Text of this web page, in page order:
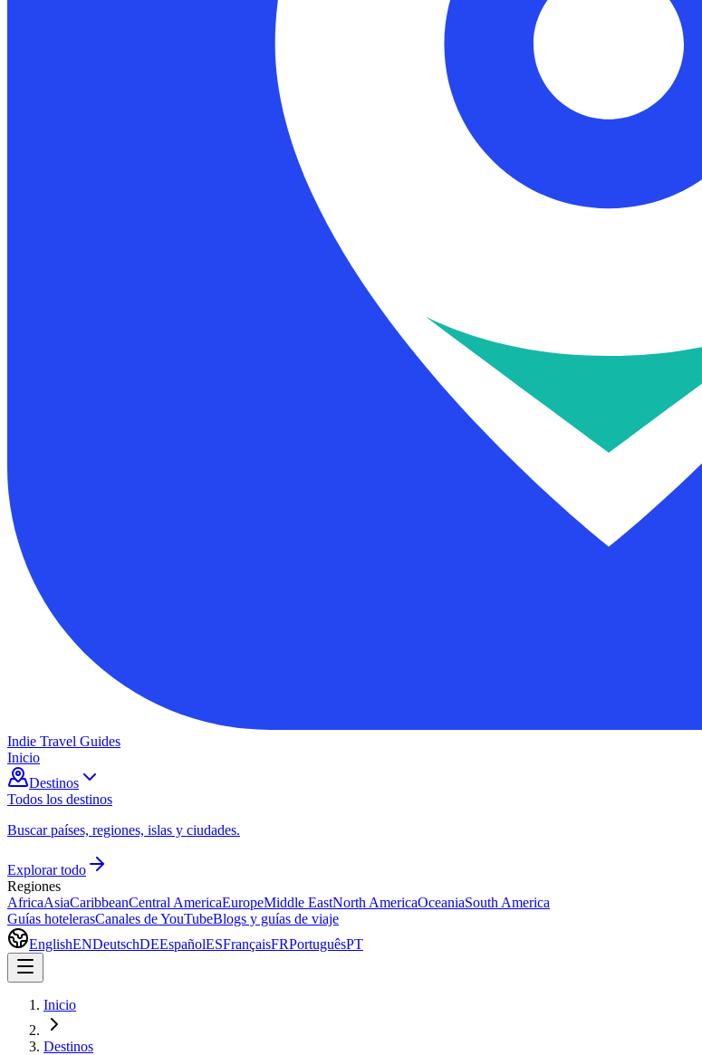
Indie Travel Guides
Inicio
Destinos
Todos los destinos
Buscar países, regiones, islas y ciudades.
Explorar todo
Regiones
AfricaAsiaCaribbeanCentral AmericaEuropeMiddle EastNorth AmericaOceaniaSouth America
Guías hotelerasCanales de YouTubeBlogs y guías de viaje
EnglishENDeutschDEEspañolESFrançaisFRPortuguêsPT
Inicio
Destinos